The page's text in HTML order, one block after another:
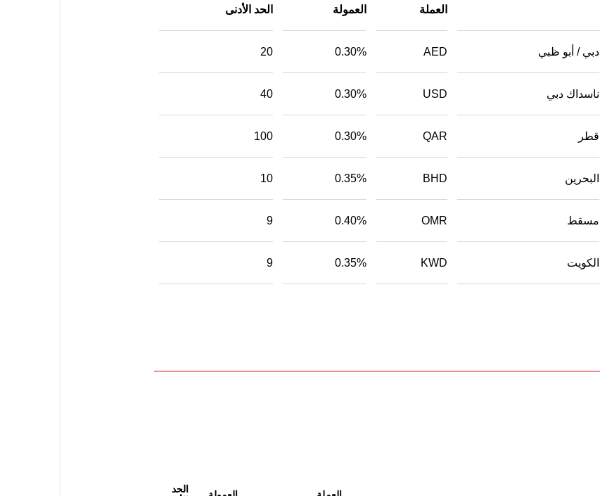
العملة العمولة الحد الأدنى
دبي / أبو ظبي AED
0.30%
20
ناسداك دبي USD
0.30%
40
قطر QAR
0.30%
100
البحرين BHD
0.35%
10
مسقط OMR
0.40%
9
الكويت KWD
0.35%
9
الحد